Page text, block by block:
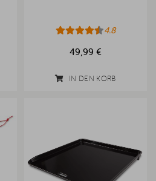
4.8
49,99 €
IN DEN KORB